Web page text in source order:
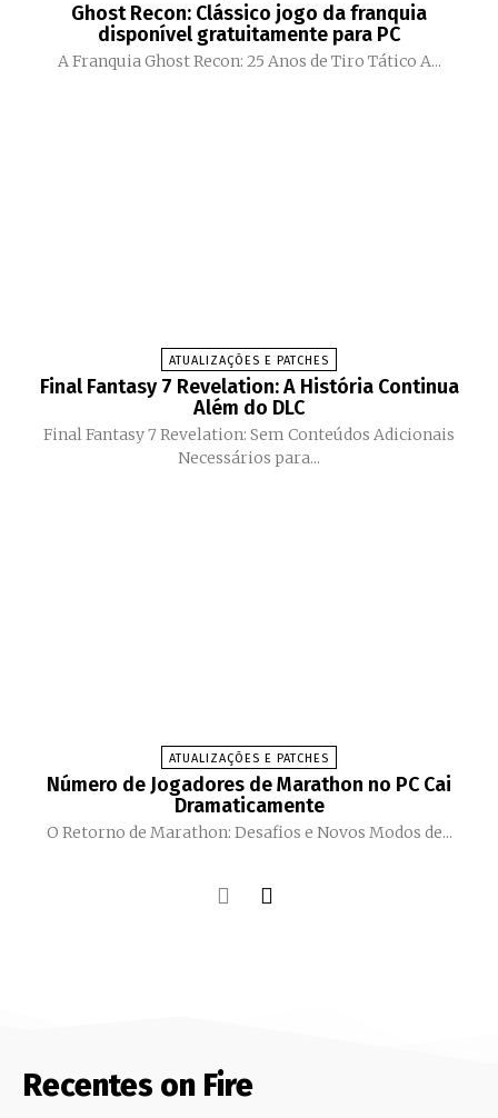
Ghost Recon: Clássico jogo da franquia
disponível gratuitamente para PC
A Franquia Ghost Recon: 25 Anos de Tiro Tático A...
ATUALIZAÇÕES E PATCHES
Final Fantasy 7 Revelation: A História Continua
Além do DLC
Final Fantasy 7 Revelation: Sem Conteúdos Adicionais
Necessários para...
ATUALIZAÇÕES E PATCHES
Número de Jogadores de Marathon no PC Cai
Dramaticamente
O Retorno de Marathon: Desafios e Novos Modos de...
Recentes on Fire